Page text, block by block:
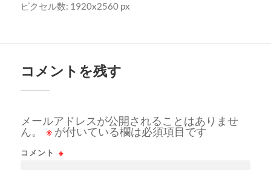
ピクセル数: 1920x2560 px
コメントを残す
メールアドレスが公開されることはありませ
ん。
※ が付いている欄は必須項目です
コメント ※